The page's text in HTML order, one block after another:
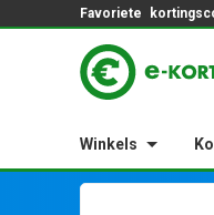
Favoriete
Winkels